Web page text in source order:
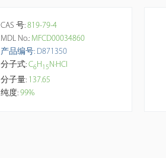
CAS 号: 819-79-4
MDL No.: MFCD00034860
产品编号: D871350
分子式: C6H 1 5 N·HCl
分子量: 137.65
纯度: 99%